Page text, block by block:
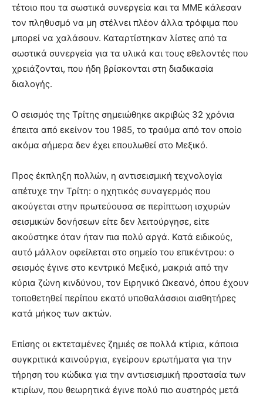
τέτοιο που τα σωστικά συνεργεία και τα ΜΜΕ κάλεσαν
τον πληθυσμό να μη στέλνει πλέον άλλα τρόφιμα που
μπορεί να χαλάσουν. Καταρτίστηκαν λίστες από τα
σωστικά συνεργεία για τα υλικά και τους εθελοντές που
χρειάζονται, που ήδη βρίσκονται στη διαδικασία
διαλογής.
Ο σεισμός της Τρίτης σημειώθηκε ακριβώς 32 χρόνια
έπειτα από εκείνον του 1985, το τραύμα από τον οποίο
ακόμα σήμερα δεν έχει επουλωθεί στο Μεξικό.
Προς έκπληξη πολλών, η αντισεισμική τεχνολογία
απέτυχε την Τρίτη: ο ηχητικός συναγερμός που
ακούγεται στην πρωτεύουσα σε περίπτωση ισχυρών
σεισμικών δονήσεων είτε δεν λειτούργησε, είτε
ακούστηκε όταν ήταν πια πολύ αργά. Κατά ειδικούς,
αυτό μάλλον οφείλεται στο σημείο του επικέντρου: ο
σεισμός έγινε στο κεντρικό Μεξικό, μακριά από την
κύρια ζώνη κινδύνου, τον Ειρηνικό Ωκεανό, όπου έχουν
τοποθετηθεί περίπου εκατό υποθαλάσσιοι αισθητήρες
κατά μήκος των ακτών.
Επίσης οι εκτεταμένες ζημιές σε πολλά κτίρια, κάποια
συγκριτικά καινούργια, εγείρουν ερωτήματα για την
τήρηση του κώδικα για την αντισεισμική προστασία των
κτιρίων, που θεωρητικά έγινε πολύ πιο αυστηρός μετά